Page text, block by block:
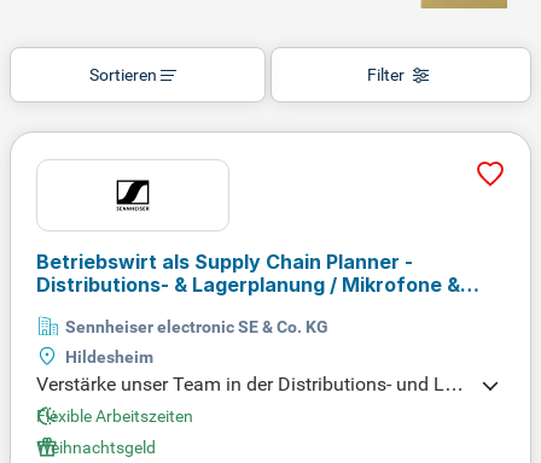
Filter
Sortieren
Betriebswirt als Supply Chain Planner -
Distributions- & Lagerplanung / Mikrofone &
Sennheiser electronic SE & Co. KG
Hildesheim
Verstärke unser Team in der Distributions- und Lag
erplanung in SAP! Du bringst eine abgeschlossene
kaufmännische Ausbildung oder vergleichbare Qu
Flexible Arbeitszeiten
Weihnachtsgeld